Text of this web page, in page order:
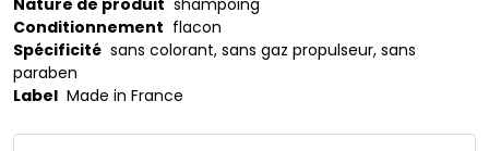
Nature de produit shampoing
Conditionnement flacon
Spécificité sans colorant, sans gaz propulseur, sans
paraben
Label Made in France